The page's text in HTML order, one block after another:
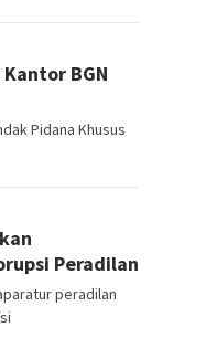
BGN
Pidana Khusus
Peradilan
peradilan